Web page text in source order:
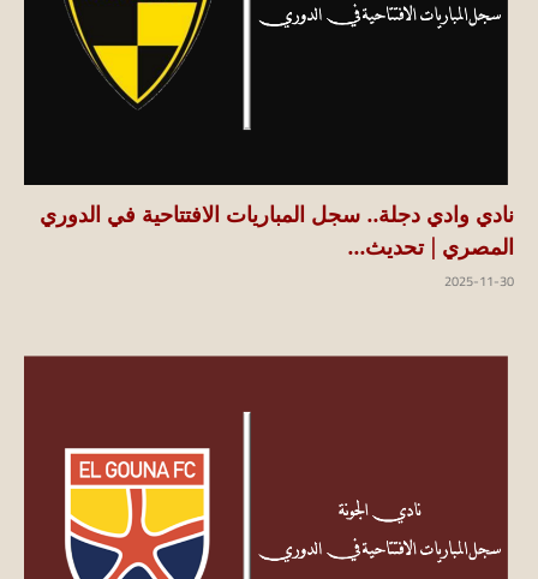
نادي وادي دجلة.. سجل المباريات الافتتاحية في الدوري
المصري | تحديث...
2025-11-30